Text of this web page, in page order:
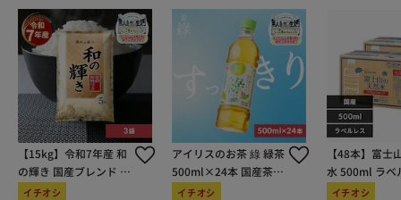
【15kg】令和7年産 和
の輝き 国産ブレンド 5
kg×3袋
イチオシ
アイリスのお茶 綠 緑茶
500ml×24本 国産茶葉
100％使用
イチオシ
【48本】富士
水 500ml ラベ
イチオシ